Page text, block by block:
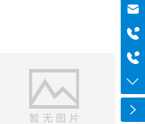
0755-84869971